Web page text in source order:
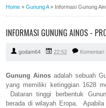
Home » Gunung A» Informasi Gunung
INFORMASI GUNUNG AINOS -
godam64 22:52 Komentari
Gunung Ainos adalah sebuah
yang memiliki ketinggian 1628
Dataran tinggi berbentuk
berada di wilayah Eropa.